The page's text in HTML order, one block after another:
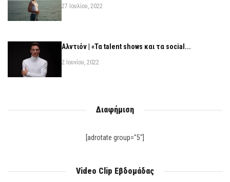
27 Ιουλίου, 2022
Αλντιόν | «Τα talent shows και τα social...
2 Ιουνίου, 2022
Διαφήμιση
[adrotate group="5"]
Video Clip Εβδομάδας